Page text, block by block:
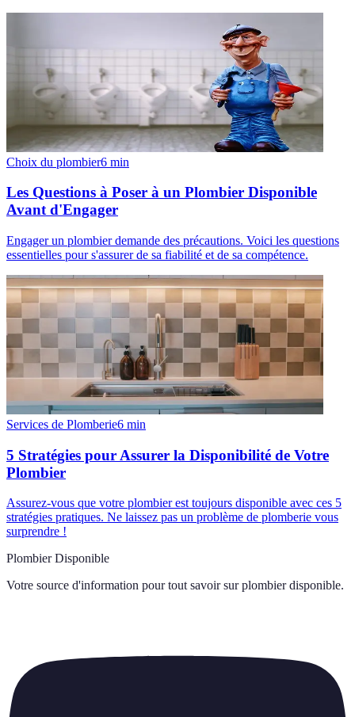
Choix du plombier6 min
Les Questions à Poser à un Plombier Disponible
Avant d'Engager
Engager un plombier demande des précautions. Voici les questions
essentielles pour s'assurer de sa fiabilité et de sa compétence.
Services de Plomberie6 min
5 Stratégies pour Assurer la Disponibilité de Votre
Plombier
Assurez-vous que votre plombier est toujours disponible avec ces 5
stratégies pratiques. Ne laissez pas un problème de plomberie vous
surprendre !
Plombier Disponible
Votre source d'information pour tout savoir sur plombier disponible.